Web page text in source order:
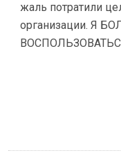
жаль потратили
организации. Я